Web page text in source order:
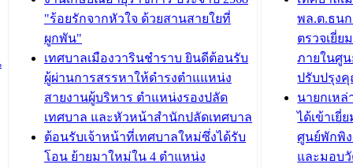
วารินชำราบ จัดโครงการอบรมอาชีพ
ระยะสั้น ประจำปี 2568 (หลักสูตรการ
ถักทอผลิตภัณฑ์จากถุงพลาสติก)
บทความ อื่นๆ ...
เด็กเล็ก
เทศบาลเ
ปรึกษาห
วัยของอ
บทความ อื่นๆ ...
"ร้อยรักจากหัวใจ ด้วยสานสายใยที่
ผูกพัน"
เทศบาลเมืองวารินชำราบ ยินดีต้อนรับ
ผู้ผ่านการสรรหาให้ดำรงตำแแหน่ง
สายงานผู้บริหาร ตำแหน่งรองปลัด
เทศบาล และหัวหน้าสำนักปลัดเทศบาล
ต้อนรับเจ้าหน้าที่เทศบาลใหม่ซึ่งได้รับ
โอน ย้ายมาใหม่ใน 4 ตำแหน่ง
พล.ต.ธน
ตรวจเยี่ย
ภายในศู
ปรับปรุง
นายกเห
ได้เข้าเยี่
ศูนย์พักพิ
และมอบ